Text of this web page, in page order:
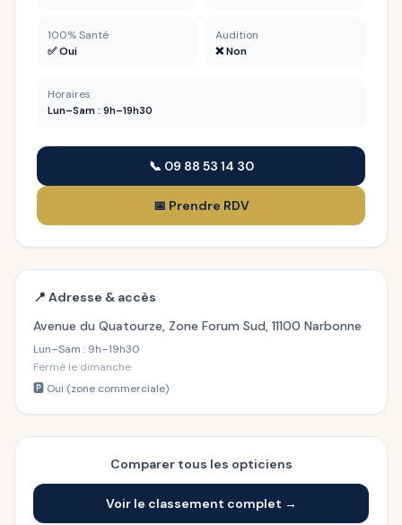
100% Santé
✅ Oui
Audition
❌ Non
Horaires
Lun–Sam : 9h–19h30
📞 09 88 53 14 30
📅 Prendre RDV
📍 Adresse & accès
Avenue du Quatourze, Zone Forum Sud, 11100 Narbonne
Lun–Sam : 9h–19h30
Fermé le dimanche
🅿️ Oui (zone commerciale)
Comparer tous les opticiens
Voir le classement complet →